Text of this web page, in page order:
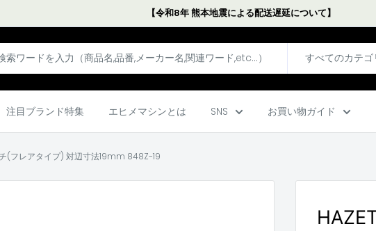
【令和8年 熊本地震による配送遅延について】
すべてのカテゴ
注目ブランド特集 エヒメマシンとは SNS お買い物ガイド
(フレアタイプ) 対辺寸法19mm 848Z-19